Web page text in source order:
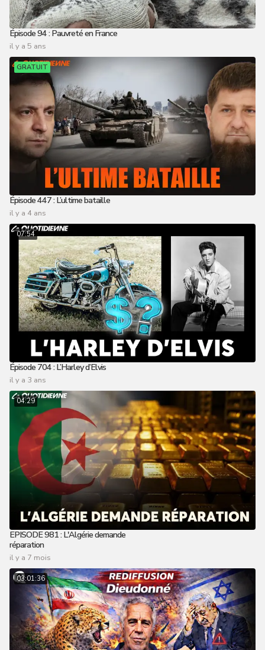
Épisode 94 : Pauvreté en France
il y a 5 ans
GRATUIT
Épisode 447 : L’ultime bataille
il y a 4 ans
07:54
Épisode 704 : L’Harley d’Elvis
il y a 3 ans
04:29
EPISODE 981 : L'Algérie demande
réparation
il y a 7 mois
03:01:36